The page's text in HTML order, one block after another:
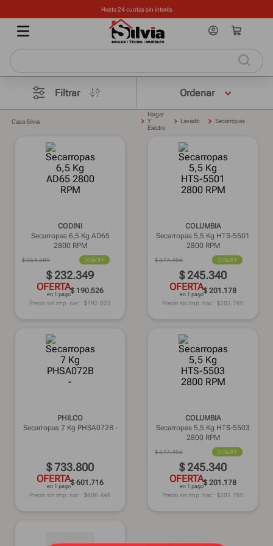
Hasta 24 cuotas sin interés
Filtrar
Casa Silvia
Hogar
Y
Electro
Lavado Secarropas
CODINI
Secarropas 6,5 Kg AD65
2800 RPM
$364.389 36%OFF
$ 232.349
OFERTA
en 1 pago$ 190.526
Precio sin imp. nac.: $192.023
COLUMBIA
Secarropas 5,5 Kg HTS-5501
2800 RPM
$377.466 35%OFF
$ 245.340
OFERTA
en 1 pago$ 201.178
Precio sin imp. nac.: $202.760
PHILCO
Secarropas 7 Kg PHSA072B -
$733.800
OFERTA
en 1 pago$ 601.716
Precio sin imp. nac.: $606.446
COLUMBIA
Secarropas 5,5 Kg HTS-5503
2800 RPM
$377.466 35%OFF
$ 245.340
OFERTA
en 1 pago$ 201.178
Precio sin imp. nac.: $202.760